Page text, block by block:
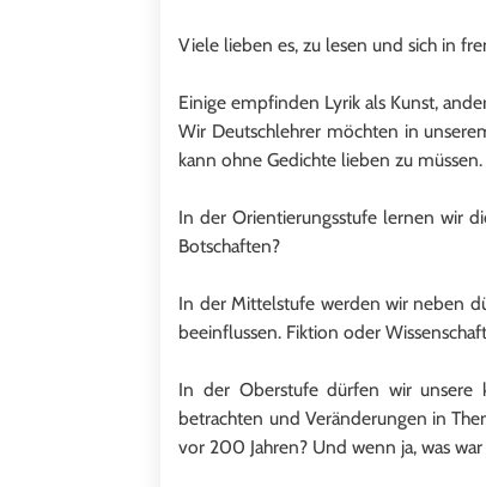
Viele lieben es, zu lesen und sich in
Einige empfinden Lyrik als Kunst,
Wir Deutschlehrer möchten in
kann ohne Gedichte lieben zu müssen.
In der Orientierungsstufe lernen wir
Botschaften?
In der Mittelstufe werden wir neben
beeinflussen. Fiktion oder
In der Oberstufe dürfen wir unsere
betrachten und Veränderungen in
vor 200 Jahren? Und wenn ja, was